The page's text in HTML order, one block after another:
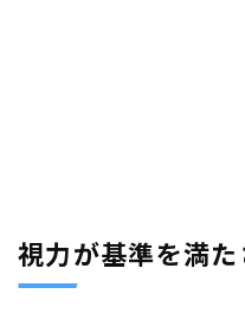
視力が基準を満